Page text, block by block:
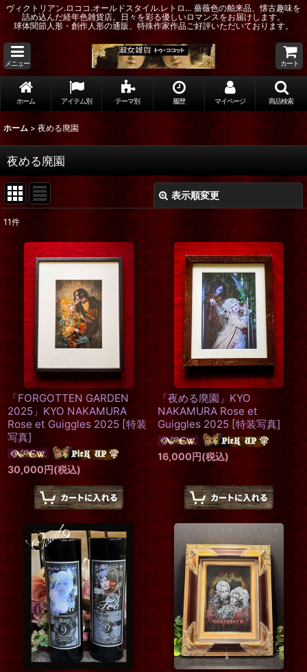
ヴィクトリアン.ロココ.オールドスタイル.レトロ… 薔薇色の舶来品、懐古趣味を
詰め込んだ経年色雑貨店。日々を彩る優しいロマンスをお届けします。
球体関節人形・創作人形の通販、特殊作家作品ご好評いただいております。
メニュー カート
ホーム アイテム別 テーマ別 履歴 マイページ 商品検索
ホーム > 夜める廃園
夜める廃園
表示順変更
:
在庫あり
並び順
11件
「FORGOTTEN GARDEN
2025」KYO NAKAMURA
Rose et Guiggles 2025 [特装
写真]
30,000円(税込)
「夜める廃園」KYO
NAKAMURA Rose et
Guiggles 2025 [特装写真]
16,000円(税込)